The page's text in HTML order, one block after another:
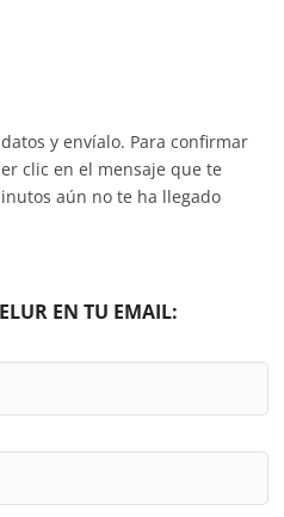
y envíalo. Para confirmar
clic en el mensaje que te
aún no te ha llegado
EN TU EMAIL: